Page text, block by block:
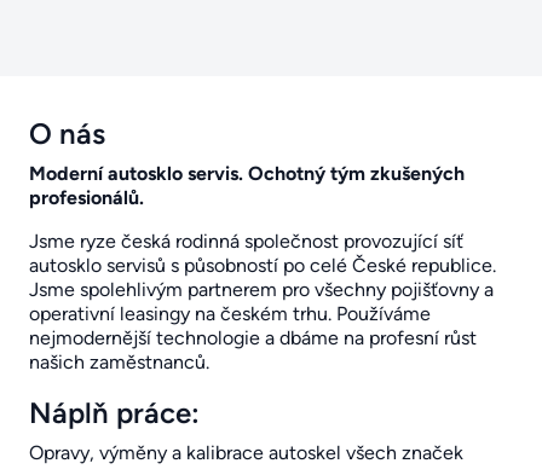
O nás
Moderní autosklo servis. Ochotný tým zkušených
profesionálů.
Jsme ryze česká rodinná společnost provozující síť
autosklo servisů s působností po celé České republice.
Jsme spolehlivým partnerem pro všechny pojišťovny a
operativní leasingy na českém trhu. Používáme
nejmodernější technologie a dbáme na profesní růst
našich zaměstnanců.
Náplň práce:
Opravy, výměny a kalibrace autoskel všech značek